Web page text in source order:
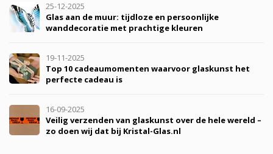
25-12-2025
Glas aan de muur: tijdloze en persoonlijke
wanddecoratie met prachtige kleuren
19-11-2025
Top 10 cadeaumomenten waarvoor glaskunst het
perfecte cadeau is
16-09-2025
Veilig verzenden van glaskunst over de hele wereld –
zo doen wij dat bij Kristal-Glas.nl